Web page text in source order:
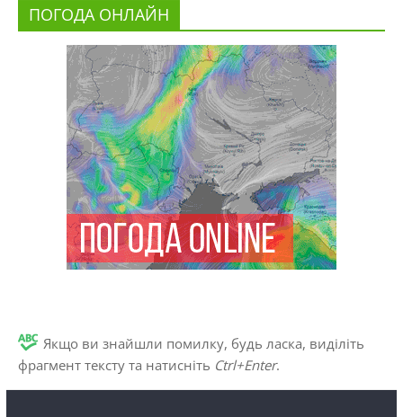
ПОГОДА ОНЛАЙН
Якщо ви знайшли помилку, будь ласка, виділіть
фрагмент тексту та натисніть Ctrl+Enter.